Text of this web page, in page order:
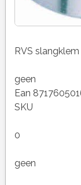
RVS
geen
Ean
SKU
0
geen